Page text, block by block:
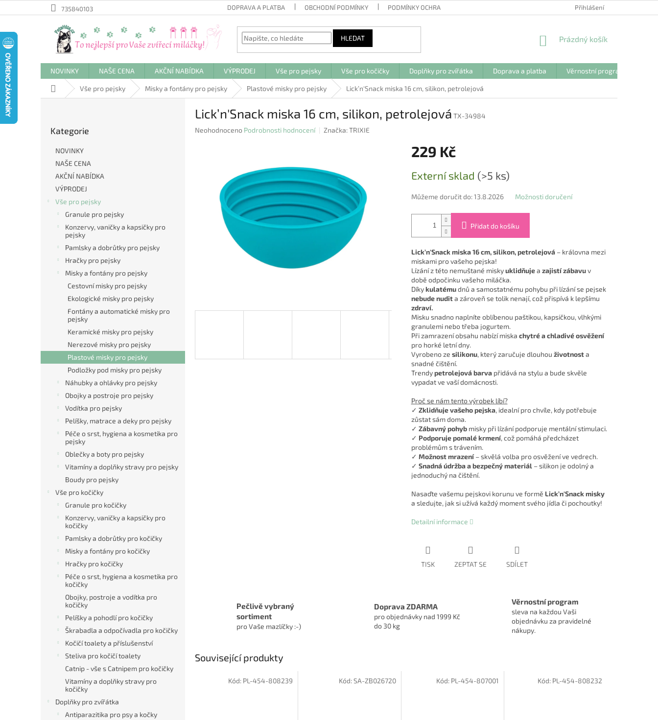
na
735840103 DOPRAVA A PLATBA OBCHODNÍ PODMÍNKY PODMÍNKY OCHRANY OSOBNÍCH ÚDAJŮ Přihlášení
HLEDAT
NÁKUPNÍ
Prázdný košík
NOVINKY NAŠE CENA AKČNÍ NABÍDKA VÝPRODEJ Vše pro pejsky Vše pro kočičky Doplňky pro zvířátka Doprava a platba Věrnostní program
Domů Vše pro pejsky Misky a fontány pro pejsky Plastové misky pro pejsky Lick’n'Snack miska 16 cm, silikon, petrolejová
kategorie
Kategorie
NOVINKY
NAŠE CENA
AKČNÍ NABÍDKA
VÝPRODEJ
Vše pro pejsky
Granule pro pejsky
Konzervy, vaničky a kapsičky pro
pejsky
Pamlsky a dobrůtky pro pejsky
Hračky pro pejsky
Misky a fontány pro pejsky
Cestovní misky pro pejsky
Ekologické misky pro pejsky
Fontány a automatické misky pro
pejsky
Keramické misky pro pejsky
Nerezové misky pro pejsky
Plastové misky pro pejsky
Podložky pod misky pro pejsky
Náhubky a ohlávky pro pejsky
Obojky a postroje pro pejsky
Vodítka pro pejsky
Pelíšky, matrace a deky pro pejsky
Péče o srst, hygiena a kosmetika pro
pejsky
Oblečky a boty pro pejsky
Vitamíny a doplňky stravy pro pejsky
Boudy pro pejsky
Vše pro kočičky
Granule pro kočičky
Konzervy, vaničky a kapsičky pro
kočičky
Pamlsky a dobrůtky pro kočičky
Misky a fontány pro kočičky
Hračky pro kočičky
Péče o srst, hygiena a kosmetika pro
kočičky
Obojky, postroje a vodítka pro
kočičky
Pelíšky a pohodlí pro kočičky
Škrabadla a odpočívadla pro kočičky
Kočičí toalety a příslušenství
Steliva pro kočičí toalety
Catnip - vše s Catnipem pro kočičky
Vitamíny a doplňky stravy pro
kočičky
Doplňky pro zvířátka
Antiparazitika pro psy a kočky
Lick’n'Snack miska 16 cm, silikon, petrolejová TX-34984
Průměrné
hvězdiček.
Neohodnoceno Podrobnosti hodnocení Značka:TRIXIE
229 Kč
cena:
Externí sklad (>5 ks)
Můžeme doručit do: 13.8.2026 Možnosti doručení
Přidat do košíku
Lick’n'Snack miska 16 cm, silikon, petrolejová– královna mezi
miskami pro vašeho pejska!
Lízání z této nemuštané miskyuklidňujea zajistí zábavuv
době odpočinku vašeho miláčka.
Díkykulatémudnů a samostatnému pohybu při lízání se pejsek
nebude nudita zároveň se tolik nenají, což přispívá k lepšímu
zdraví.
Misku snadno naplníte oblíbenou paštikou, kapsičkou, vlhkými
granulemi nebo třeba jogurtem.
Při zamrazení obsahu nabízí miska chytré a chladivé osvěžení
pro horké letní dny.
Vyrobeno ze silikonu, který zaručuje dlouhou životnosta
snadné čištění.
Trendypetrolejová barvapřidává na stylu a bude skvěle
vypadat ve vaší domácnosti.
Proč se nám tento výrobek líbí?
✓ Zklidňuje vašeho pejska, idealní pro chvíle, kdy potřebuje
zůstat sám doma.
✓ Zábavný pohybmisky při lízání podporuje mentální stimulaci.
✓ Podporuje pomalé krmení, což pomáhá předcházet
problémům s trávením.
✓ Možnost mrazení– skvělá volba pro osvěžení ve vedrech.
✓ Snadná údržba a bezpečný materiál– silikon je odolný a
jednoduchý na čištění.
Nasaďte vašemu pejskovi korunu ve formě Lick’n'Snack misky
a sledujte, jak si užívá každý moment svého jídla či pochoutky!
Detailní informace
TISK ZEPTAT SE SDÍLET
Pečlivě vybraný
sortiment
pro Vaše mazlíčky :-)
Doprava ZDARMA
pro objednávky nad 1999 Kč
do 30 kg
Věrnostní program
sleva na každou Vaši
objednávku za pravidelné
nákupy.
Související produkty
Kód: PL-454-808239 Kód:SA-ZB026720 Kód: PL-454-807001 Kód: PL-454-808232